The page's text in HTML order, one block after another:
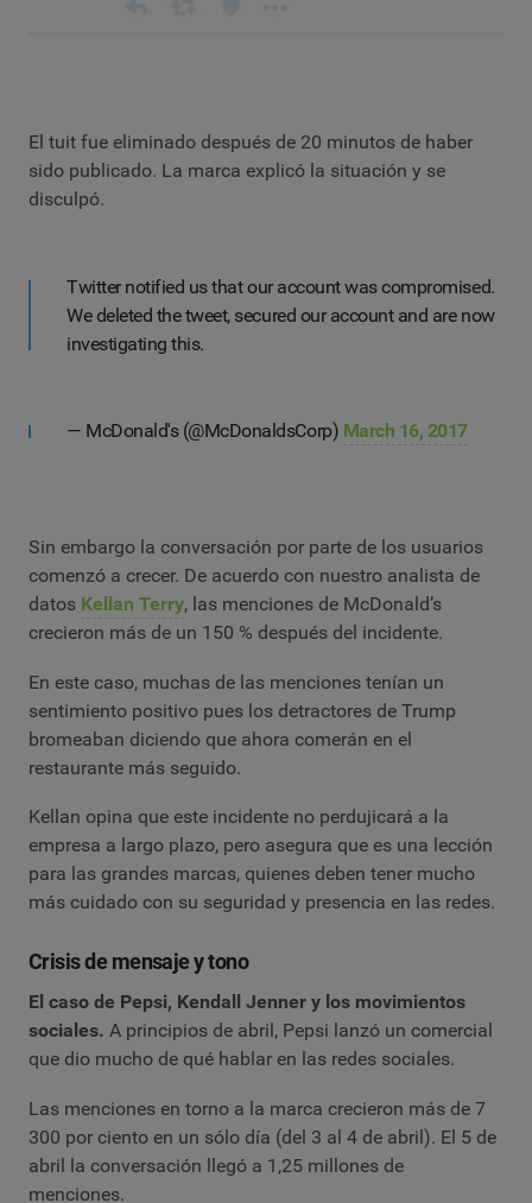
El tuit fue eliminado después de 20 minutos de haber
sido publicado. La marca explicó la situación y se
disculpó.
Twitter notified us that our account was compromised.
We deleted the tweet, secured our account and are now
investigating this.
— McDonald's (@McDonaldsCorp) March 16, 2017
Sin embargo la conversación por parte de los usuarios
comenzó a crecer. De acuerdo con nuestro analista de
datos Kellan Terry, las menciones de McDonald’s
crecieron más de un 150 % después del incidente.
En este caso, muchas de las menciones tenían un
sentimiento positivo pues los detractores de Trump
bromeaban diciendo que ahora comerán en el
restaurante más seguido.
Kellan opina que este incidente no perdujicará a la
empresa a largo plazo, pero asegura que es una lección
para las grandes marcas, quienes deben tener mucho
más cuidado con su seguridad y presencia en las redes.
Crisis de mensaje y tono
El caso de Pepsi, Kendall Jenner y los movimientos
sociales. A principios de abril, Pepsi lanzó un comercial
que dio mucho de qué hablar en las redes sociales.
Las menciones en torno a la marca crecieron más de 7
300 por ciento en un sólo día (del 3 al 4 de abril). El 5 de
abril la conversación llegó a 1,25 millones de
menciones.